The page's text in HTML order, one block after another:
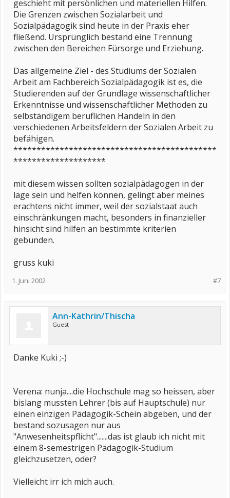
geschieht mit persönlichen und materiellen Hilfen.
Die Grenzen zwischen Sozialarbeit und
Sozialpädagogik sind heute in der Praxis eher
fließend. Ursprünglich bestand eine Trennung
zwischen den Bereichen Fürsorge und Erziehung.
Das allgemeine Ziel - des Studiums der Sozialen
Arbeit am Fachbereich Sozialpädagogik ist es, die
Studierenden auf der Grundlage wissenschaftlicher
Erkenntnisse und wissenschaftlicher Methoden zu
selbständigem beruflichen Handeln in den
verschiedenen Arbeitsfeldern der Sozialen Arbeit zu
befähigen.
********************************************
********************
mit diesem wissen sollten sozialpädagogen in der
lage sein und helfen können, gelingt aber meines
erachtens nicht immer, weil der sozialstaat auch
einschränkungen macht, besonders in finanzieller
hinsicht sind hilfen an bestimmte kriterien
gebunden.
gruss kuki
#7
1. Juni 2002
Ann-Kathrin/Thischa
Guest
Danke Kuki ;-)
Verena: nunja....die Hochschule mag so heissen, aber
bislang mussten Lehrer (bis auf Hauptschule) nur
einen einzigen Pädagogik-Schein abgeben, und der
bestand sozusagen nur aus
"Anwesenheitspflicht".......das ist glaub ich nicht mit
einem 8-semestrigen Pädagogik-Studium
gleichzusetzen, oder?
Vielleicht irr ich mich auch.